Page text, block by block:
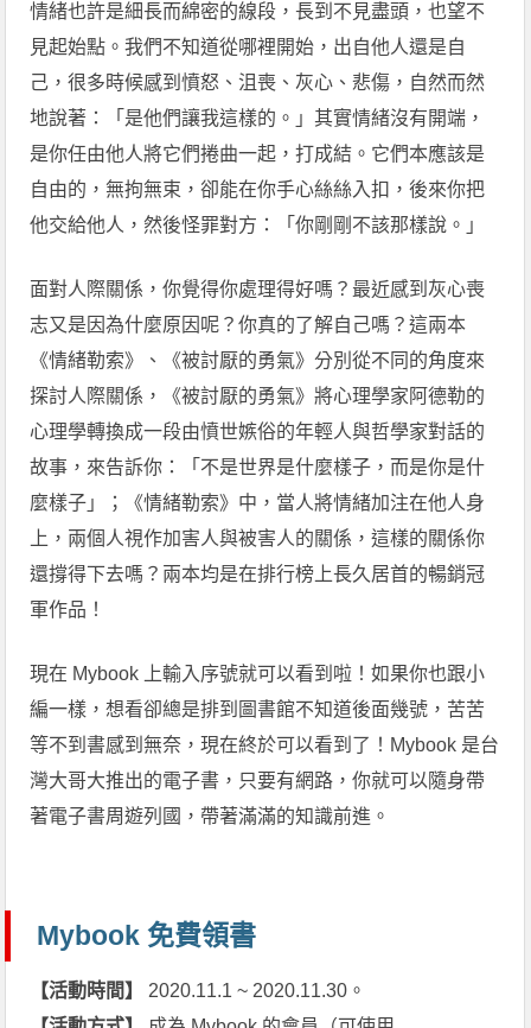
情緒也許是細長而綿密的線段，長到不見盡頭，也望不
見起始點。我們不知道從哪裡開始，出自他人還是自
己，很多時候感到憤怒、沮喪、灰心、悲傷，自然而然
地說著：「是他們讓我這樣的。」其實情緒沒有開端，
是你任由他人將它們捲曲一起，打成結。它們本應該是
自由的，無拘無束，卻能在你手心絲絲入扣，後來你把
他交給他人，然後怪罪對方：「你剛剛不該那樣說。」
面對人際關係，你覺得你處理得好嗎？最近感到灰心喪
志又是因為什麼原因呢？你真的了解自己嗎？這兩本
《情緒勒索》、《被討厭的勇氣》分別從不同的角度來
探討人際關係，《被討厭的勇氣》將心理學家阿德勒的
心理學轉換成一段由憤世嫉俗的年輕人與哲學家對話的
故事，來告訴你：「不是世界是什麼樣子，而是你是什
麼樣子」；《情緒勒索》中，當人將情緒加注在他人身
上，兩個人視作加害人與被害人的關係，這樣的關係你
還撐得下去嗎？兩本均是在排行榜上長久居首的暢銷冠
軍作品！
現在 Mybook 上輸入序號就可以看到啦！如果你也跟小
編一樣，想看卻總是排到圖書館不知道後面幾號，苦苦
等不到書感到無奈，現在終於可以看到了！Mybook 是台
灣大哥大推出的電子書，只要有網路，你就可以隨身帶
著電子書周遊列國，帶著滿滿的知識前進。
Mybook 免費領書
【活動時間】
2020.11.1 ~ 2020.11.30。